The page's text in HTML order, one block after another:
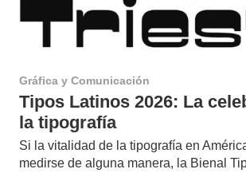
Gráfica y Comunicación
Tipos Latinos 2026: La
la tipografía
Si la vitalidad de la tipografía en
medirse de alguna manera, la Bienal